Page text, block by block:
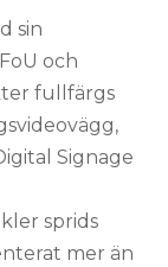
sin
och
fullfärgs
Signage
sprids
mer än